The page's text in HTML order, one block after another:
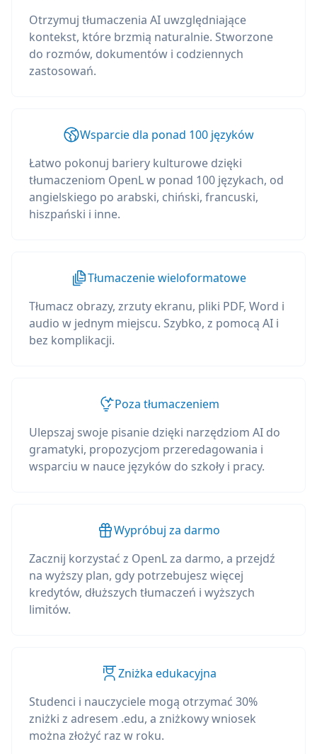
Otrzymuj tłumaczenia AI uwzględniające
kontekst, które brzmią naturalnie. Stworzone
do rozmów, dokumentów i codziennych
zastosowań.
Wsparcie dla ponad 100 języków
Łatwo pokonuj bariery kulturowe dzięki
tłumaczeniom OpenL w ponad 100 językach, od
angielskiego po arabski, chiński, francuski,
hiszpański i inne.
Tłumaczenie wieloformatowe
Tłumacz obrazy, zrzuty ekranu, pliki PDF, Word i
audio w jednym miejscu. Szybko, z pomocą AI i
bez komplikacji.
Poza tłumaczeniem
Ulepszaj swoje pisanie dzięki narzędziom AI do
gramatyki, propozycjom przeredagowania i
wsparciu w nauce języków do szkoły i pracy.
Wypróbuj za darmo
Zacznij korzystać z OpenL za darmo, a przejdź
na wyższy plan, gdy potrzebujesz więcej
kredytów, dłuższych tłumaczeń i wyższych
limitów.
Zniżka edukacyjna
Studenci i nauczyciele mogą otrzymać 30%
zniżki z adresem .edu, a zniżkowy wniosek
można złożyć raz w roku.